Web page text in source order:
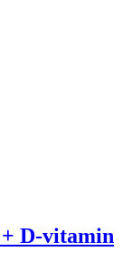
D-vitamin